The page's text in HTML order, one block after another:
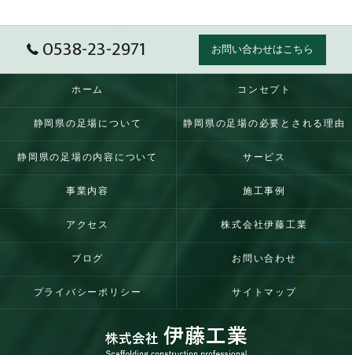
0538-23-2971 お問い合わせはこちら
ホーム コンセプト
静岡県の足場について 静岡県の足場の必要とされる理由
静岡県の足場の内容について サービス
事業内容 施工事例
アクセス 株式会社伊藤工業
ブログ お問い合わせ
プライバシーポリシー サイトマップ